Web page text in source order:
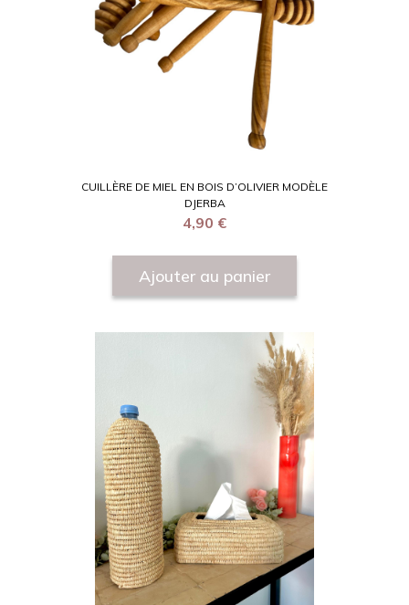
CUILLÈRE DE MIEL EN BOIS D’OLIVIER MODÈLE
DJERBA
4,90 €
Ajouter au panier